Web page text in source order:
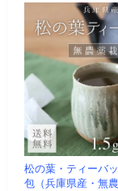
松の葉・ティーバ
包（兵庫県産・無農